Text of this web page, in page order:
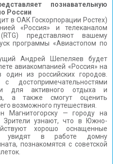
познавательную
России
в ОАК Госкорпорации Ростех)
«Россия» и телеканалом
представляют вашему
программы «Авиастопом по
Андрей Шепеляев будет
авиакомпанией «Россия» на
из российских городов.
достопримечательностями
для активного отдыха и
а также смогут оценить
возможного путешествия.
Магнитогорску — городу на
узнают, что в Южно-
хорошо оснащенные
увидят в работе домну
познакомятся с советской